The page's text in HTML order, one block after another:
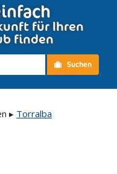
für Ihren
finden
Suchen
▸ Torralba